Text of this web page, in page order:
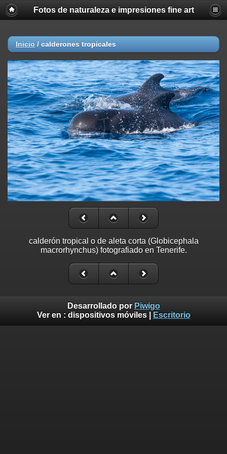
Fotos de naturaleza e impresiones fine art
Inicio / calderones tropicales
calderón tropical o de aleta corta (Globicephala
macrorhynchus) fotografiado en Tenerife.
Desarrollado por Piwigo
Ver en : dispositivos móviles| Escritorio